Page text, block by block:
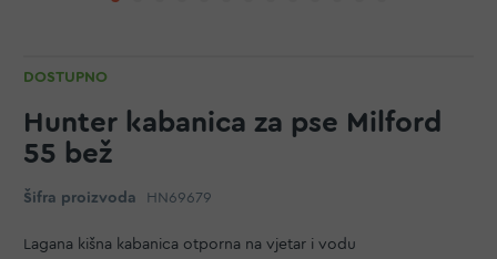
DOSTUPNO
Hunter kabanica za pse Milford
55 bež
Šifra proizvoda HN69679
Lagana kišna kabanica otporna na vjetar i vodu